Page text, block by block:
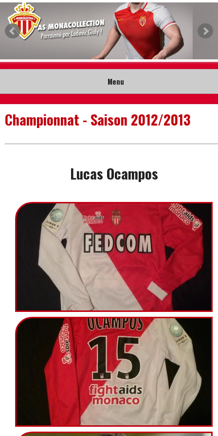
Menu
Accueil
Collection
Contact
Championnat - Saison 2012/2013
Lucas Ocampos